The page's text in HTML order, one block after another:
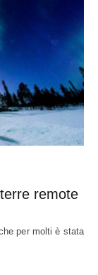
remote
per molti è stata